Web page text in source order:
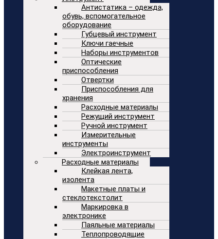
Антистатика – одежда,
обувь, вспомогательное
оборудование
Губцевый инструмент
Ключи гаечные
Наборы инструментов
Оптические
приспособления
Отвертки
Приспособления для
хранения
Расходные материалы
Режущий инструмент
Ручной инструмент
Измерительные
инструменты
Электроинструмент
Расходные материалы
Клейкая лента,
изолента
Макетные платы и
стеклотекстолит
Маркировка в
электронике
Паяльные материалы
Теплопроводящие